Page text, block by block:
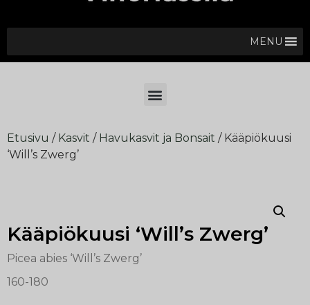
MENU
Etusivu / Kasvit / Havukasvit ja Bonsait / Kääpiökuusi
‘Will’s Zwerg’
Kääpiökuusi ‘Will’s Zwerg’
Picea abies ‘Will’s Zwerg’
160-180